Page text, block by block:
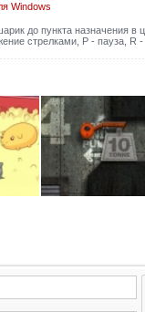
Windows
до пункта назначения в
стрелками, P - пауза, R -